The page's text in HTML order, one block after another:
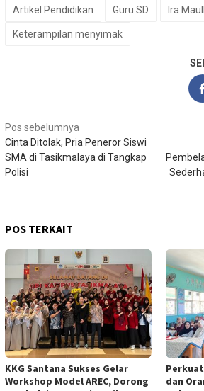
Artikel Pendidikan Guru SD Ira
Keterampilan menyimak
Navigasi
pos
Pos sebelumnya
Cinta Ditolak, Pria Peneror Siswi
SMA di Tasikmalaya di Tangkap
Polisi
POS TERKAIT
KKG Santana Sukses Gelar
Workshop Model AREC, Dorong
dan